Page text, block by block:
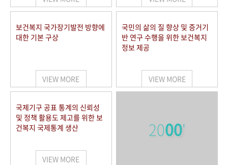
보건복지 국가장기발전 방향에
대한 기본 구상
VIEW MORE
국민의 삶의 질 향상 및 증거기
반 연구 수행을 위한 보건복지
정보 제공
VIEW MORE
국제기구 공표 통계의 신뢰성
및 정책 활용도 제고를 위한 보
건복지 국제통계 생산
VIEW MORE
2000'